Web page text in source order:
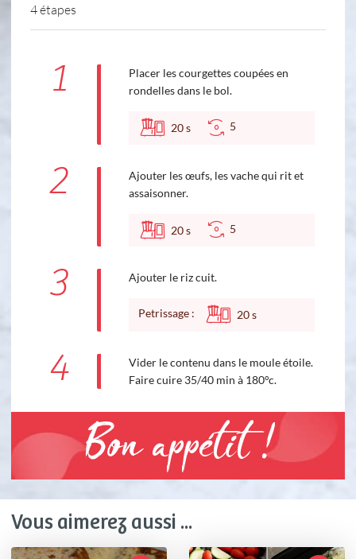
4 étapes
1
Placer les courgettes coupées en
rondelles dans le bol.
20s 5
2
Ajouter les œufs, les vache qui rit et
assaisonner.
20s 5
3 Ajouter le riz cuit.
Petrissage : 20s
4
Vider le contenu dans le moule étoile.
Faire cuire 35/40 min à 180°c.
Bon appétit !
Vous aimerez aussi ...